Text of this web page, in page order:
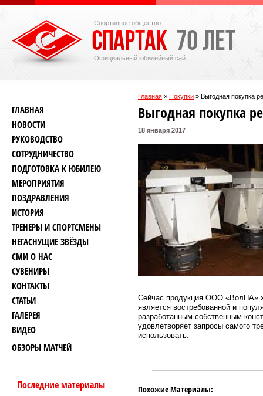
Спортивное общество
Официальный юбилейный сайт
Главная » Покупки » Выгодная покупка
ГЛАВНАЯ
НОВОСТИ
РУКОВОДСТВО
СОТРУДНИЧЕСТВО
ПОДГОТОВКА К ЮБИЛЕЮ
МЕРОПРИЯТИЯ
ПОЗДРАВЛЕНИЯ
ИСТОРИЯ
ТРЕНЕРЫ И СПОРТСМЕНЫ
НЕГАСНУЩИЕ ЗВЁЗДЫ
СМИ О НАС
СУВЕНИРЫ
КОНТАКТЫ
СТАТЬИ
ГАЛЕРЕЯ
ВИДЕО
ОБЗОРЫ МАТЧЕЙ
Последние материалы
Выгодная покупка
18 января 2017
Сейчас продукция ООО «ВолНА»
является востребованной и
разработанным собственным
удовлетворяет запросы самого
использовать.
Похожие Материалы: